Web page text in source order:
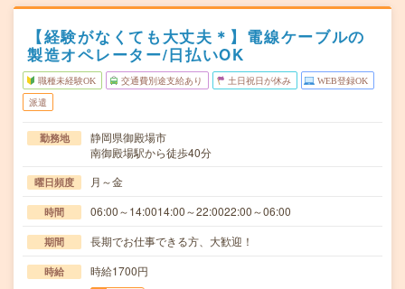
【経験がなくても大丈夫＊】電線ケーブルの
製造オペレーター/日払いOK
職種未経験OK 交通費別途支給あり 土日祝日が休み WEB登録OK
派遣
勤務地
静岡県御殿場市
南御殿場駅から徒歩40分
曜日頻度 月～金
時間 06:00～14:0014:00～22:0022:00～06:00
期間 長期でお仕事できる方、大歓迎！
時給 時給1700円